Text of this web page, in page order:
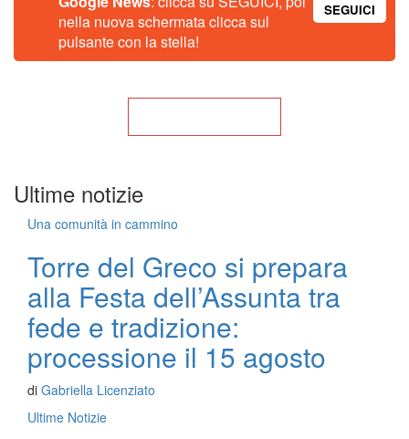
nella nuova schermata clicca sul
pulsante con la stella!
SEGUICI
Ultime notizie
Una comunità in cammino
Torre del Greco si prepara
alla Festa dell’Assunta tra
fede e tradizione:
processione il 15 agosto
di Gabriella Licenziato
Ultime Notizie